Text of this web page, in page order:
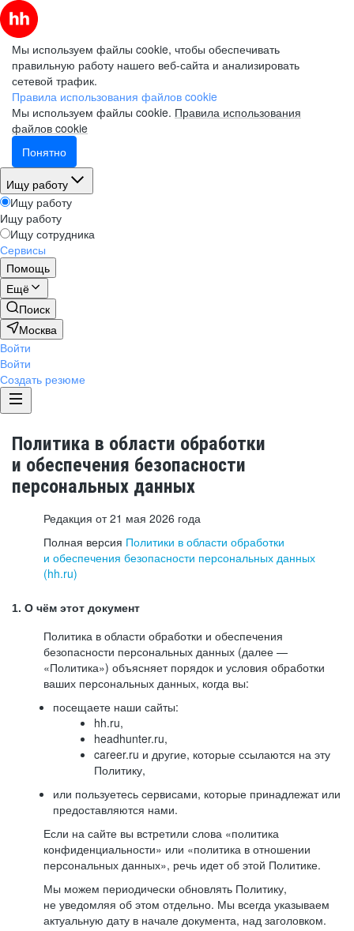
Мы используем файлы cookie, чтобы обеспечивать
правильную работу нашего веб-сайта и анализировать
сетевой трафик.
Правила использования файлов cookie
Мы используем файлы cookie. Правила использования
файлов cookie
Понятно
Ищу работу
Ищу работу
Ищу работу
Ищу сотрудника
Сервисы
Помощь
Ещё
Поиск
Москва
Войти
Войти
Создать резюме
Политика в области обработки
и обеспечения безопасности
персональных данных
Редакция от 21 мая 2026 года
Полная версия Политики в области обработки
и обеспечения безопасности персональных данных
(hh.ru)
1. О чём этот документ
Политика в области обработки и обеспечения
безопасности персональных данных (далее —
«Политика») объясняет порядок и условия обработки
ваших персональных данных, когда вы:
посещаете наши сайты:
hh.ru,
headhunter.ru,
career.ru и другие, которые ссылаются на эту
Политику,
или пользуетесь сервисами, которые принадлежат или
предоставляются нами.
Если на сайте вы встретили слова «политика
конфиденциальности» или «политика в отношении
персональных данных», речь идет об этой Политике.
Мы можем периодически обновлять Политику,
не уведомляя об этом отдельно. Мы всегда указываем
актуальную дату в начале документа, над заголовком.